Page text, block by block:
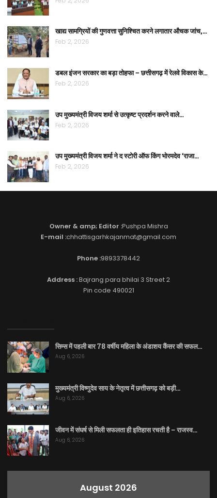
खाद्य सामग्रियों की गुणवत्ता सुनिश्चित करने लगातार औचक जांच,…
Feb 2, 2026
डबल इंजन सरकार का बड़ा तोहफा – छत्तीसगढ़ में रेलवे विकास के…
Feb 2, 2026
उप मुख्यमंत्री विजय शर्मा से उत्कृष्ट प्रदर्शन करने वाले…
Feb 2, 2026
उप मुख्यमंत्री विजय शर्मा ने द स्टोरी ऑफ किंग भोरमदेव ‘राजा…
Feb 2, 2026
Owner & amp; Editor :Pushpa Mishra
E-mail :chhattisgarhkajanmat@gmail.com
Phone :9893378442
Address :Bajrang para bhilai 3 Street 2
Pin code 490021
सिम्स में पहली बार 78 वर्षीय महिला के अंडाशय कैंसर की सफल…
Aug 6, 2026
मुख्यमंत्री विष्णुदेव साय के नेतृत्व में छत्तीसगढ़ को बड़ी…
Aug 6, 2026
जीवन में संघर्ष से मिली सफलता ही इतिहास रचती है – राजस्व…
Aug 6, 2026
August 2026